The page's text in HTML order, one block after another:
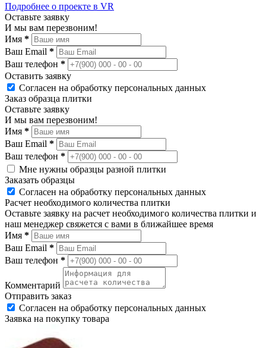
Подробнее о проекте в VR
Оставьте заявку
И мы вам перезвоним!
Имя *
Ваш Email *
Ваш телефон *
Оставить заявку
Согласен на обработку персональных данных
Заказ образца плитки
Оставьте заявку
И мы вам перезвоним!
Имя *
Ваш Email *
Ваш телефон *
Мне нужны образцы разной плитки
Заказать образцы
Согласен на обработку персональных данных
Расчет необходимого количества плитки
Оставьте заявку на расчет необходимого количества плитки и
наш менеджер свяжется с вами в ближайшее время
Имя *
Ваш Email *
Ваш телефон *
Комментарий
Отправить заказ
Согласен на обработку персональных данных
Заявка на покупку товара